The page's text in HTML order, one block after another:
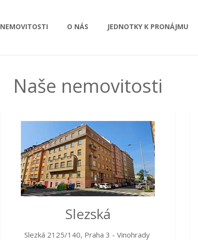
NEMOVITOSTI O NÁS JEDNOTKY K PRONÁJMU
Naše nemovitosti
Slezská
Slezká 2125/140, Praha 3 - Vinohrady